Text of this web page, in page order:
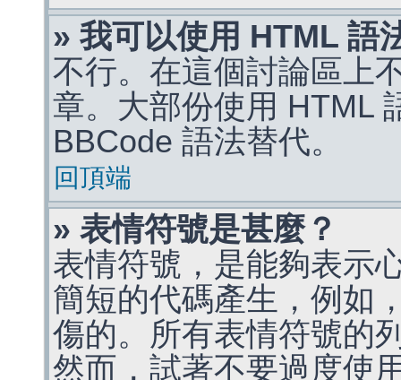
» 我可以使用 HTML 語
不行。在這個討論區上
章。大部份使用 HTML
BBCode 語法替代。
回頂端
» 表情符號是甚麼？
表情符號，是能夠表示
簡短的代碼產生，例如
傷的。所有表情符號的
然而，試著不要過度使